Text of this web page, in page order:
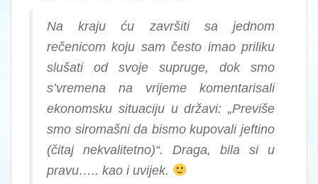
Na kraju ću završiti sa jednom
rečenicom koju sam često imao priliku
slušati od svoje supruge, dok smo
s’vremena na vrijeme komentarisali
ekonomsku situaciju u državi: „Previše
smo siromašni da bismo kupovali jeftino
(čitaj nekvalitetno)“. Draga, bila si u
pravu….. kao i uvijek.